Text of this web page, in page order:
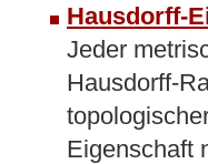
Hausdorff-
Jeder
Hausdorff-
Eigenschaft